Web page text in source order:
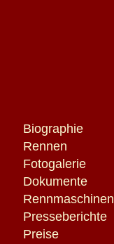
Biographie
Rennen
Fotogalerie
Dokumente
Rennmaschinen
Presseberichte
Preise